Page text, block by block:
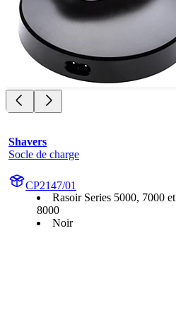
Shavers
Socle de charge
CP2147/01
Rasoir Series 5000, 7000 et
8000
Noir